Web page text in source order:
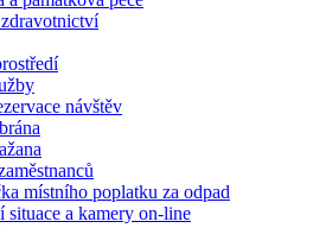
návštěv
místního poplatku za odpad
situace a kamery on-line